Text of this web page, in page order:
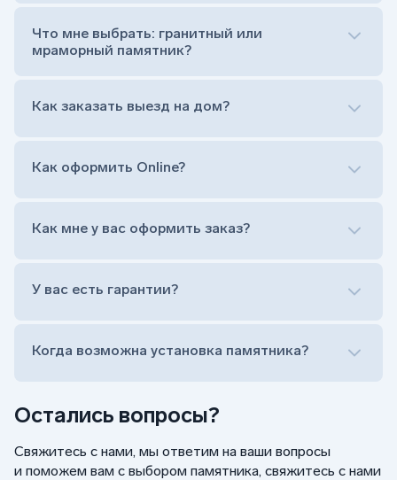
Остались вопросы?
Свяжитесь с нами, мы ответим на ваши вопросы
и поможем вам с выбором памятника, свяжитесь с нами
Обработка и сверловка комплекта
Расположение символа веры (крестик или
на символ веры или вовсе портрет не рисовать)
прописной)
Что мне выбрать: гранитный или
мраморный памятник?
Как заказать выезд на дом?
Оформить заказ удаленно (online)
Заказать бесплатный выезд менеджера на дом
Как оформить Online?
Оформить заказ удаленно (online)
Заказать бесплатный выезд менеджера на дом
Как мне у вас оформить заказ?
У вас есть гарантии?
Когда возможна установка памятника?